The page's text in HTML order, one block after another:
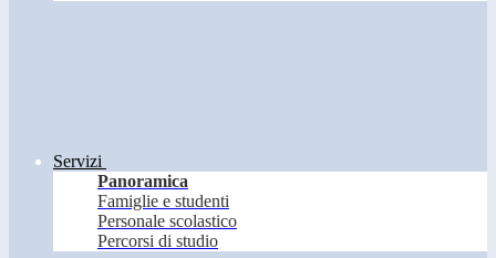
Servizi
Panoramica
Famiglie e studenti
Personale scolastico
Percorsi di studio